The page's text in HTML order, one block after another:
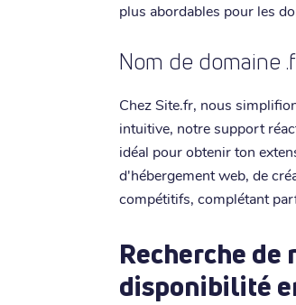
plus abordables pour les
Nom de domaine
Chez Site.fr, nous
intuitive, notre support
idéal pour obtenir ton
d'hébergement web, de
compétitifs, complétant
Recherche de
disponibilité